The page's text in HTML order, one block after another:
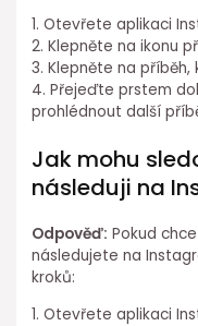
1. Otevřete aplikaci
2. Klepněte na ikonu
3. Klepněte na
4. Přejeďte prstem
prohlédnout další
Jak mohu
následuji na
Odpověď: Pokud
následujete na
kroků:
1. Otevřete aplikaci